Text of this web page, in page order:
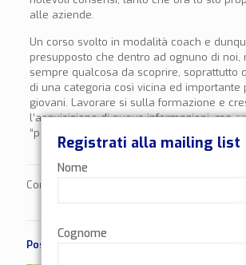
alle aziende.
Un corso svolto in modalità coach e
presupposto che dentro ad ognuno di noi,
sempre qualcosa da scoprire, soprattutto
di una categoria così vicina ed importante
giovani. Lavorare si sulla formazione e
l’acquisizione di nuove informazioni, ma
“persona”.
Condividi
Post correlati
Registrati alla mailing list
Nome
Cognome